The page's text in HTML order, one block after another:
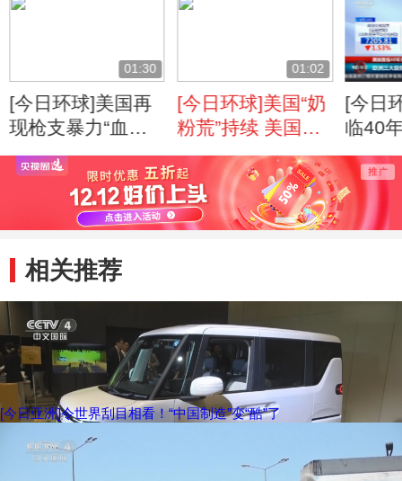
01:30
[今日环球]美国再
现枪支暴力“血腥
周末”
01:02
[今日环球]美国“奶
粉荒”持续 美国从
海外进口第四批婴
儿配方奶粉
[今日
临40
胀 欧
13日
相关推荐
[今日亚洲]令世界刮目相看！“中国制造”变“酷”了